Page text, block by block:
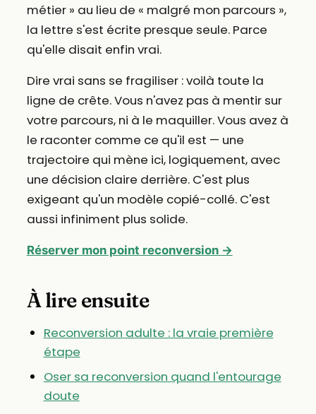
métier » au lieu de « malgré mon parcours »,
la lettre s'est écrite presque seule. Parce
qu'elle disait enfin vrai.
Dire vrai sans se fragiliser : voilà toute la
ligne de crête. Vous n'avez pas à mentir sur
votre parcours, ni à le maquiller. Vous avez à
le raconter comme ce qu'il est — une
trajectoire qui mène ici, logiquement, avec
une décision claire derrière. C'est plus
exigeant qu'un modèle copié-collé. C'est
aussi infiniment plus solide.
Réserver mon point reconversion →
À lire ensuite
Reconversion adulte : la vraie première
étape
Oser sa reconversion quand l'entourage
doute